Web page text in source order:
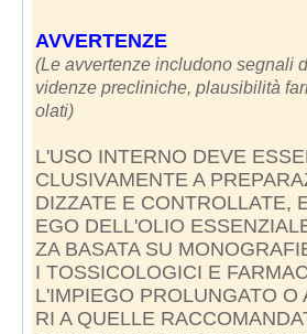
AVVERTENZE
(Le avvertenze includono segnali
videnze precliniche, plausibilità
olati)
L'USO INTERNO DEVE
CLUSIVAMENTE A
DIZZATE E CONTROLLATE,
EGO DELL'OLIO
ZA BASATA SU
I TOSSICOLOGICI E
L'IMPIEGO PROLUNGATO O
RI A QUELLE